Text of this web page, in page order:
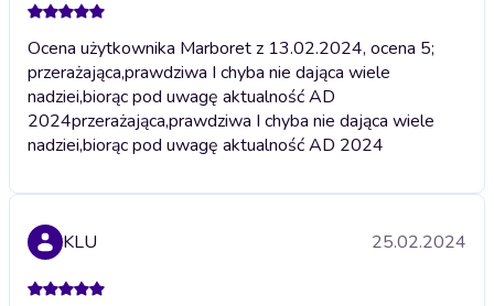
Ocena użytkownika Marboret z 13.02.2024, ocena 5;
przerażająca,prawdziwa I chyba nie dająca wiele
nadziei,biorąc pod uwagę aktualność AD
2024przerażająca,prawdziwa I chyba nie dająca wiele
nadziei,biorąc pod uwagę aktualność AD 2024
KLU 25.02.2024